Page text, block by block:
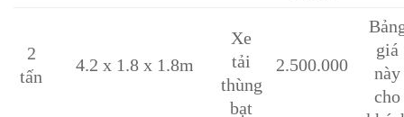
2
tấn
4.2 x 1.8 x 1.8m
Xe
tải
thùng
bạt
2.500.000
giá
này
cho